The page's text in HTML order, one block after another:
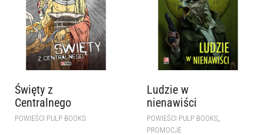
Święty z
Centralnego
POWIEŚCI PULP BOOKS
Ludzie w
nienawiści
POWIEŚCI PULP BOOKS
PROMOCJE